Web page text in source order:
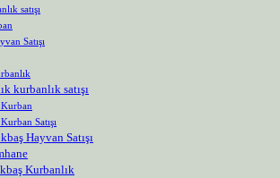
satışı
Satışı
kurbanlık satışı
Satışı
Hayvan Satışı
Kurbanlık